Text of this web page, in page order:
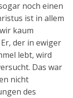
noch einen
ist in allem
kaum
der in ewiger
lebt, wird
Das war
nicht
des